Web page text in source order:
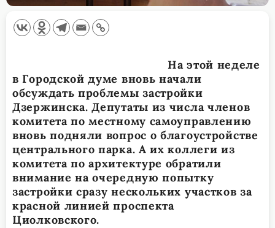
На этой неделе
в Городской думе вновь начали
обсуждать проблемы застройки
Дзержинска. Депутаты из числа членов
комитета по местному самоуправлению
вновь подняли вопрос о благоустройстве
центрального парка. А их коллеги из
комитета по архитектуре обратили
внимание на очередную попытку
застройки сразу нескольких участков за
красной линией проспекта
Циолковского.